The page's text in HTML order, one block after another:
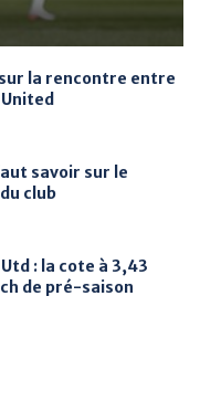
la rencontre entre
savoir sur le
club
: la cote à 3,43
de pré-saison